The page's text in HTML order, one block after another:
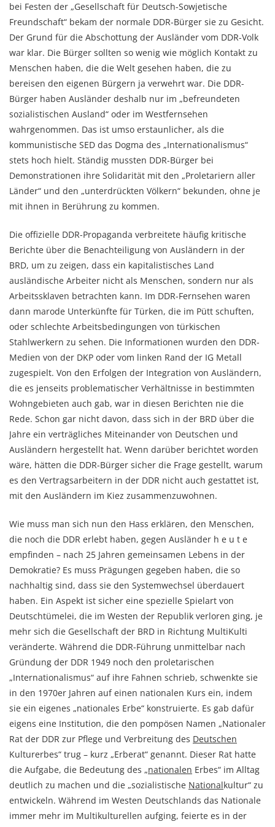
bei Festen der „Gesellschaft für Deutsch-Sowjetische
Freundschaft“ bekam der normale DDR-Bürger sie zu Gesicht.
Der Grund für die Abschottung der Ausländer vom DDR-Volk
war klar. Die Bürger sollten so wenig wie möglich Kontakt zu
Menschen haben, die die Welt gesehen haben, die zu
bereisen den eigenen Bürgern ja verwehrt war. Die DDR-
Bürger haben Ausländer deshalb nur im „befreundeten
sozialistischen Ausland“ oder im Westfernsehen
wahrgenommen. Das ist umso erstaunlicher, als die
kommunistische SED das Dogma des „Internationalismus“
stets hoch hielt. Ständig mussten DDR-Bürger bei
Demonstrationen ihre Solidarität mit den „Proletariern aller
Länder“ und den „unterdrückten Völkern“ bekunden, ohne je
mit ihnen in Berührung zu kommen.
Die offizielle DDR-Propaganda verbreitete häufig kritische
Berichte über die Benachteiligung von Ausländern in der
BRD, um zu zeigen, dass ein kapitalistisches Land
ausländische Arbeiter nicht als Menschen, sondern nur als
Arbeitssklaven betrachten kann. Im DDR-Fernsehen waren
dann marode Unterkünfte für Türken, die im Pütt schuften,
oder schlechte Arbeitsbedingungen von türkischen
Stahlwerkern zu sehen. Die Informationen wurden den DDR-
Medien von der DKP oder vom linken Rand der IG Metall
zugespielt. Von den Erfolgen der Integration von Ausländern,
die es jenseits problematischer Verhältnisse in bestimmten
Wohngebieten auch gab, war in diesen Berichten nie die
Rede. Schon gar nicht davon, dass sich in der BRD über die
Jahre ein verträgliches Miteinander von Deutschen und
Ausländern hergestellt hat. Wenn darüber berichtet worden
wäre, hätten die DDR-Bürger sicher die Frage gestellt, warum
es den Vertragsarbeitern in der DDR nicht auch gestattet ist,
mit den Ausländern im Kiez zusammenzuwohnen.
Wie muss man sich nun den Hass erklären, den Menschen,
die noch die DDR erlebt haben, gegen Ausländer h e u t e
empfinden – nach 25 Jahren gemeinsamen Lebens in der
Demokratie? Es muss Prägungen gegeben haben, die so
nachhaltig sind, dass sie den Systemwechsel überdauert
haben. Ein Aspekt ist sicher eine spezielle Spielart von
Deutschtümelei, die im Westen der Republik verloren ging, je
mehr sich die Gesellschaft der BRD in Richtung MultiKulti
veränderte. Während die DDR-Führung unmittelbar nach
Gründung der DDR 1949 noch den proletarischen
„Internationalismus“ auf ihre Fahnen schrieb, schwenkte sie
in den 1970er Jahren auf einen nationalen Kurs ein, indem
sie ein eigenes „nationales Erbe“ konstruierte. Es gab dafür
eigens eine Institution, die den pompösen Namen „Nationaler
Rat der DDR zur Pflege und Verbreitung des Deutschen
Kulturerbes“ trug – kurz „Erberat“ genannt. Dieser Rat hatte
die Aufgabe, die Bedeutung des „nationalen Erbes“ im Alltag
deutlich zu machen und die „sozialistische Nationalkultur“ zu
entwickeln. Während im Westen Deutschlands das Nationale
immer mehr im Multikulturellen aufging, feierte es in der